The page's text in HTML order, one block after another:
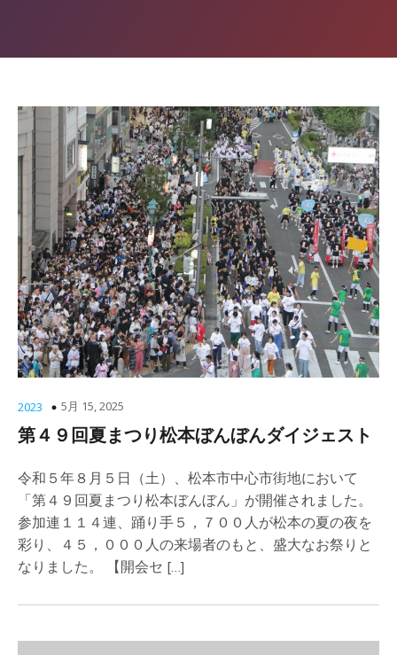
2023 5月 15, 2025
第４９回夏まつり松本ぼんぼんダイジェスト
令和５年８月５日（土）、松本市中心市街地において
「第４９回夏まつり松本ぼんぼん」が開催されました。
参加連１１４連、踊り手５，７００人が松本の夏の夜を
彩り、４５，０００人の来場者のもと、盛大なお祭りと
なりました。 【開会セ […]